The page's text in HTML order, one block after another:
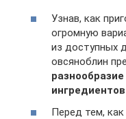
Узнав, как
огромную
из доступных
овсяноблин
Перед тем,